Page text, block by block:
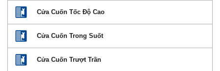
Cửa Cuốn Tốc Độ Cao
Cửa Cuốn Trong Suốt
Cửa Cuốn Trượt Trần